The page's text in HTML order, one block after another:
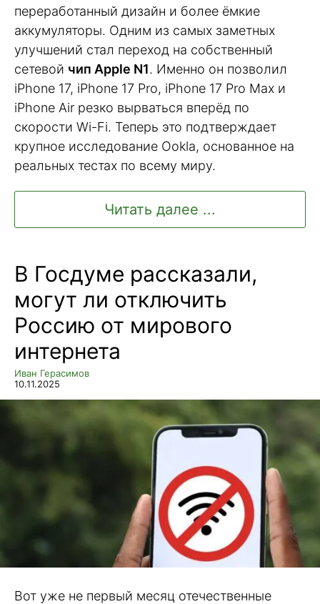
переработанный дизайн и более ёмкие
аккумуляторы. Одним из самых заметных
улучшений стал переход на собственный
сетевой чип Apple N1. Именно он позволил
iPhone 17, iPhone 17 Pro, iPhone 17 Pro Max и
iPhone Air резко вырваться вперёд по
скорости Wi-Fi. Теперь это подтверждает
крупное исследование Ookla, основанное на
реальных тестах по всему миру.
Читать далее ...
В Госдуме рассказали,
могут ли отключить
Россию от мирового
интернета
Иван Герасимов
10.11.2025
Вот уже не первый месяц отечественные